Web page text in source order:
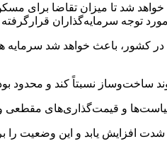
شد تا میزان تقاضا برای
توجه سرمایه‌گذاران
در کشور، باعث خواهد شد
نسبتاً کند و محدود
و قیمت‌گذاری‌های مقطعی و
افزایش یابد و این وضعیت را